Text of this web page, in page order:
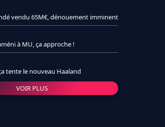
vendu 65M€, dénouement imminent
à MU, ça approche !
tente le nouveau Haaland
VOIR PLUS